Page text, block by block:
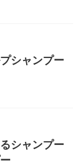
シャンプー
シャンプー